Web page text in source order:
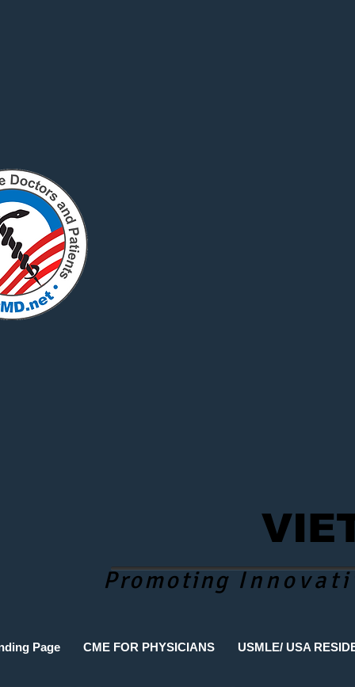
Promoting
Page CME FOR PHYSICIANS USMLE/ USA